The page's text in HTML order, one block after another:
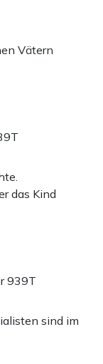
Vätern
das Kind
939T
sind im